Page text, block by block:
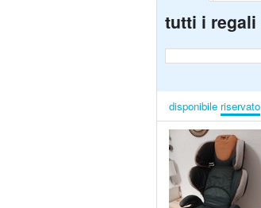
tutti i regali
disponibile riservato